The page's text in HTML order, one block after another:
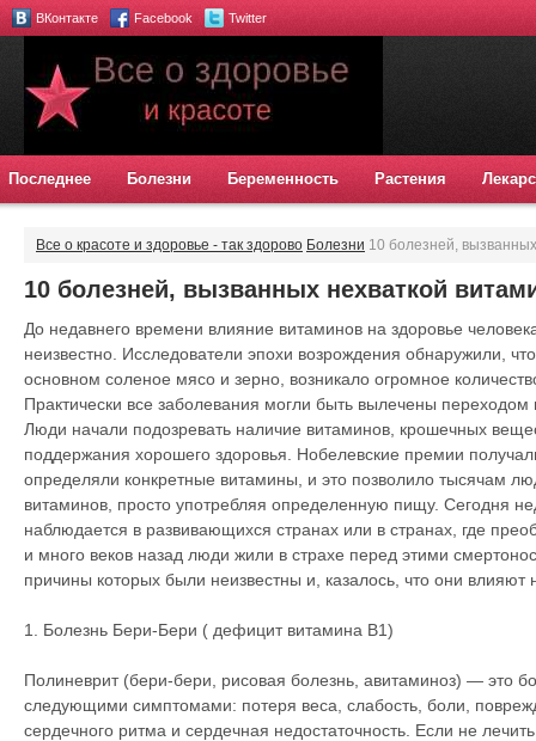
ВКонтакте Facebook Twitter
Последнее Болезни Беременность Растения
Все о красоте и здоровье - так здорово Болезни 10 болезней,
10 болезней, вызванных нехваткой
До недавнего времени влияние витаминов на здоровье
неизвестно. Исследователи эпохи возрождения обнаружили,
основном соленое мясо и зерно, возникало огромное
Практически все заболевания могли быть вылечены
Люди начали подозревать наличие витаминов, крошечных
поддержания хорошего здоровья. Нобелевские премии
определяли конкретные витамины, и это позволило тысячам
витаминов, просто употребляя определенную пищу. Сегодня
наблюдается в развивающихся странах или в странах, где
и много веков назад люди жили в страхе перед этими
причины которых были неизвестны и, казалось, что они
1. Болезнь Бери-Бери ( дефицит витамина В1)
Полиневрит (бери-бери, рисовая болезнь, авитаминоз) — это
следующими симптомами: потеря веса, слабость, боли,
сердечного ритма и сердечная недостаточность. Если не